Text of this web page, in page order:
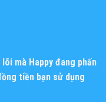
mà Happy đang phấn
tiền bạn sử dụng